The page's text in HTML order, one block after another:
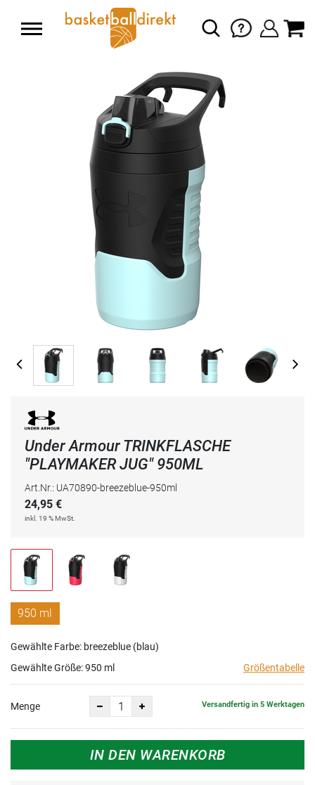
Under Armour TRINKFLASCHE
"PLAYMAKER JUG" 950ML
Art.Nr.: UA70890-breezeblue-950ml
24,95 €
inkl. 19 % MwSt.
950 ml
Gewählte Farbe: breezeblue (blau)
Gewählte Größe:950 ml Größentabelle
Menge Versandfertig in 5 Werktagen
IN DEN WARENKORB